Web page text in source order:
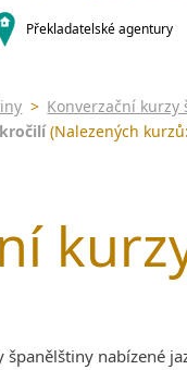
Překladatelské agentury
> Konverzační kurzy
(Nalezených
nabízené